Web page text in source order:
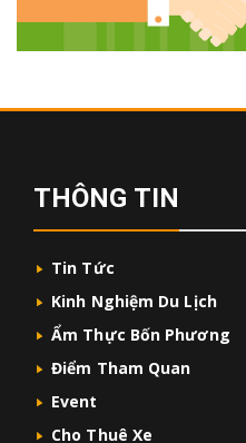
THÔNG TIN
Tin Tức
Kinh Nghiệm Du Lịch
Ẩm Thực Bốn Phương
Điểm Tham Quan
Event
Cho Thuê Xe